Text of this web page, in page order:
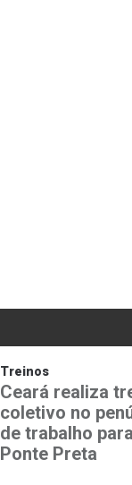
Treinos
Ceará realiza
coletivo no
de trabalho
Ponte Preta